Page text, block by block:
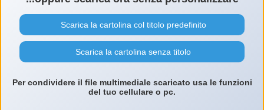
Scarica la cartolina col titolo predefinito
Scarica la cartolina senza titolo
Per condividere il file multimediale scaricato usa le funzioni
del tuo cellulare o pc.